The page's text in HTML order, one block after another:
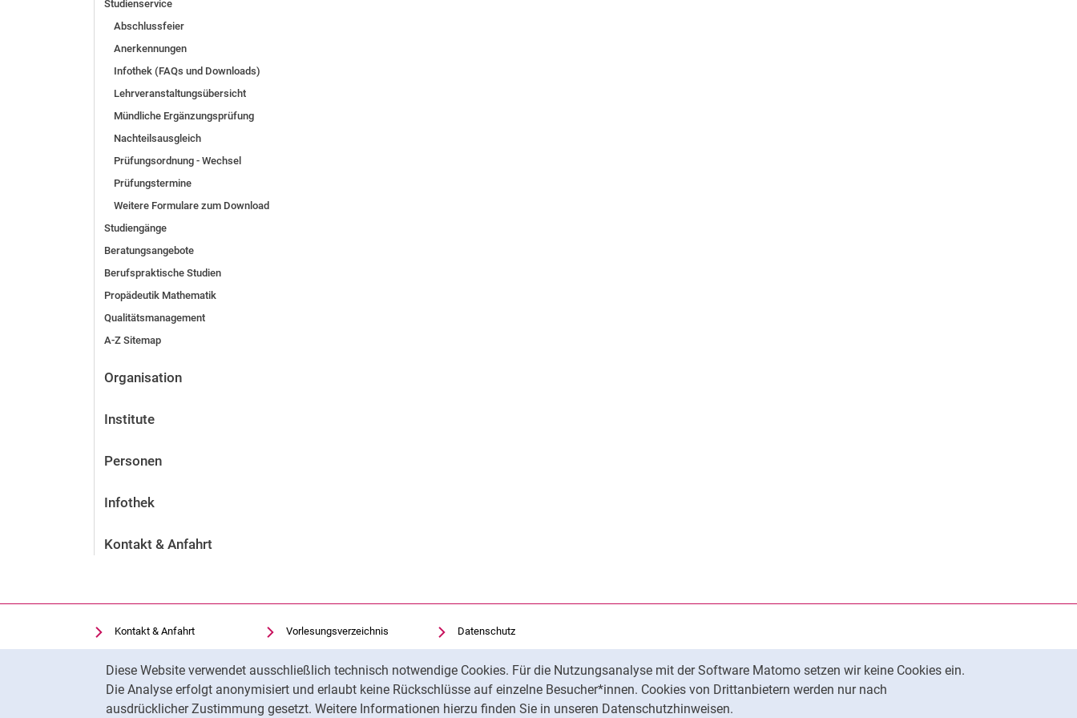
Diese Website verwendet ausschließlich technisch notwendige Cookies. Für die Nutzungsanalyse mit der Software Matomo setzen wir keine Cookies ein.
Die Analyse erfolgt anonymisiert und erlaubt keine Rückschlüsse auf einzelne Besucher*innen. Cookies von Drittanbietern werden nur nach
ausdrücklicher Zustimmung gesetzt. Weitere Informationen hierzu finden Sie in unseren Datenschutzhinweisen.
Studienservice
Abschlussfeier
Anerkennungen
Infothek (FAQs und Downloads)
Lehrveranstaltungsübersicht
Mündliche Ergänzungsprüfung
Nachteilsausgleich
Prüfungsordnung - Wechsel
Prüfungstermine
Weitere Formulare zum Download
Studiengänge
Beratungsangebote
Berufspraktische Studien
Propädeutik Mathematik
Qualitätsmanagement
A-Z Sitemap
Organisation
Institute
Personen
Infothek
Kontakt & Anfahrt
Kontakt & Anfahrt
Einrichtungen suchen
Stellenangebote
Cookie-Einstellungen
Vorlesungsverzeichnis
Uni-Bibliothek
Moodle
Panopto
Datenschutz
Barrierefreiheit
Transparenter KI-Einsatz
Impressum